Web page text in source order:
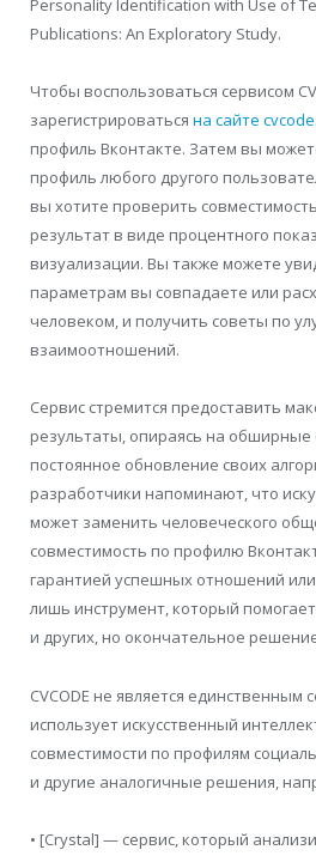
Personality Identification with Use of
Publications: An Exploratory Study.
Чтобы воспользоваться сервисом
зарегистрироваться на сайте
профиль Вконтакте. Затем вы
профиль любого другого
вы хотите проверить
результат в виде процентного
визуализации. Вы также можете
параметрам вы совпадаете или
человеком, и получить советы по
взаимоотношений.
Сервис стремится предоставить
результаты, опираясь на
постоянное обновление своих
разработчики напоминают, что
может заменить человеческого
совместимость по профилю
гарантией успешных отношений
лишь инструмент, который
и других, но окончательное
CVCODE не является единственным
использует искусственный
совместимости по профилям
и другие аналогичные решения,
• [Crystal] — сервис, который